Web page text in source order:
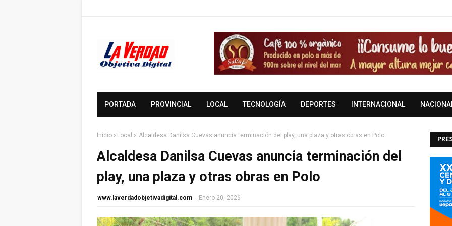
PORTADA PROVINCIAL LOCAL TECNOLOGÍA DEPORTES INTERNACIONAL
Inicio Local Alcaldesa Danilsa Cuevas anuncia terminación del play, una plaza y otras obras en Polo
Alcaldesa Danilsa Cuevas anuncia terminación del
play, una plaza y otras obras en Polo
www.laverdadobjetivadigital.com - Enero 20, 2026